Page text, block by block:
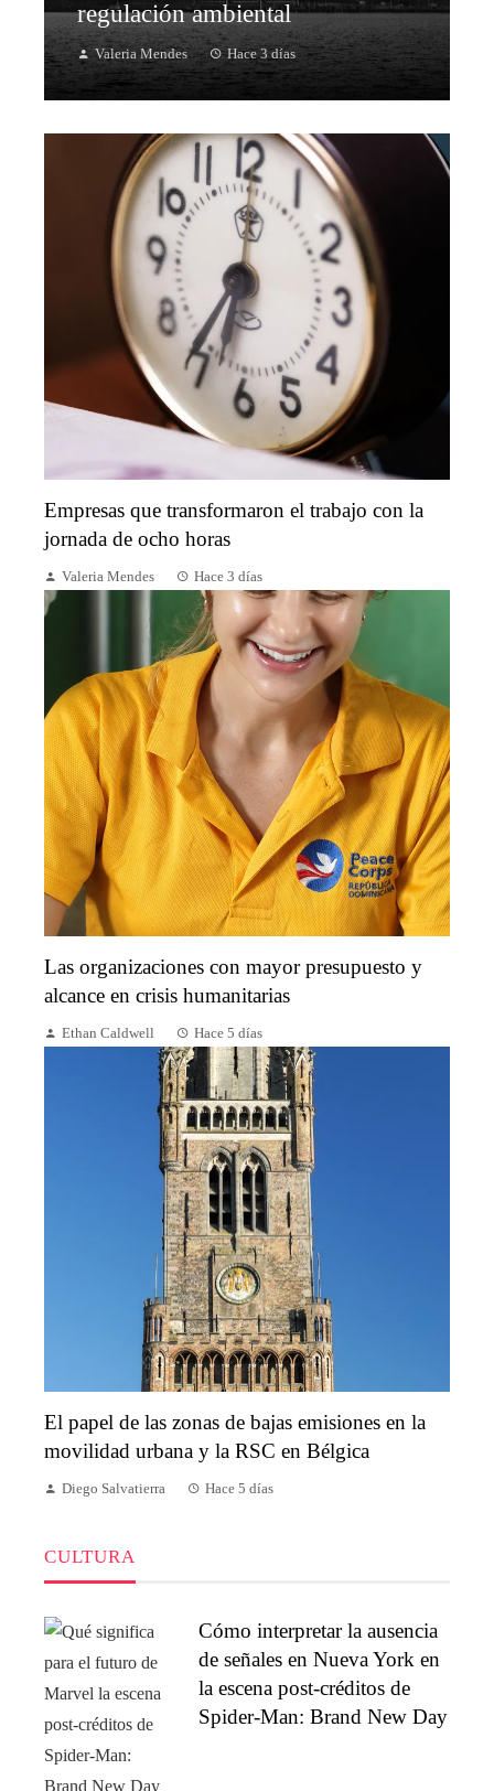
regulación ambiental
Valeria Mendes Hace 3 días
Empresas que transformaron el trabajo con la
jornada de ocho horas
Valeria Mendes Hace 3 días
Las organizaciones con mayor presupuesto y
alcance en crisis humanitarias
Ethan Caldwell Hace 5 días
El papel de las zonas de bajas emisiones en la
movilidad urbana y la RSC en Bélgica
Diego Salvatierra Hace 5 días
CULTURA
Cómo interpretar la ausencia
de señales en Nueva York en
la escena post-créditos de
Spider-Man: Brand New Day